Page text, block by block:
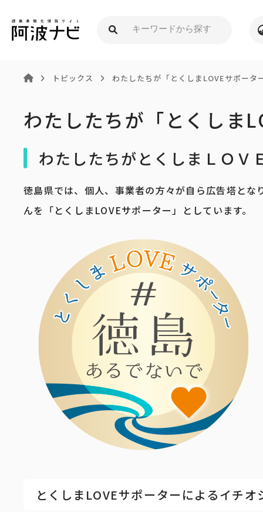
トピックス わたしたちが「とくしまLOVEサポー
わたしたちが「とくし
わたしたちがとくしまＬＯＶ
徳島県では、個人、事業者の方々が自ら広告塔と
んを「とくしまLOVEサポーター」としています。
とくしまLOVEサポーターによるイチオ